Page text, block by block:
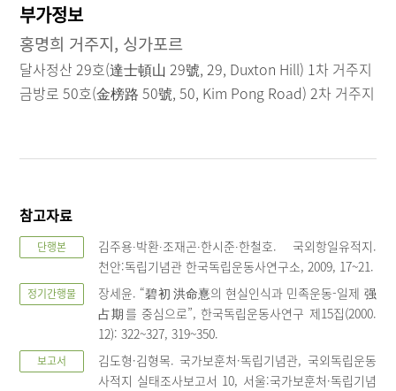
부가정보
홍명희 거주지, 싱가포르
달사정산 29호(達士頓山 29號, 29, Duxton Hill) 1차 거주지
금방로 50호(金榜路 50號, 50, Kim Pong Road) 2차 거주지
참고자료
단행본
김주용∙박환∙조재곤∙한시준∙한철호. 국외항일유적지.
천안:독립기념관 한국독립운동사연구소, 2009, 17~21.
정기간행물
장세윤. “碧初 洪命憙의 현실인식과 민족운동-일제 强
占期를 중심으로”, 한국독립운동사연구 제15집(2000.
12): 322~327, 319~350.
보고서
김도형·김형목. 국가보훈처·독립기념관, 국외독립운동
사적지 실태조사보고서 10, 서울:국가보훈처·독립기념